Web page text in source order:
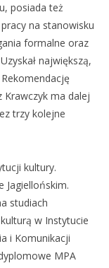
posiada też
na stanowisku
formalne oraz
największą,
Krawczyk ma dalej
trzy kolejne
kultury.
Jagiellońskim.
studiach
w Instytucie
i Komunikacji
MPA